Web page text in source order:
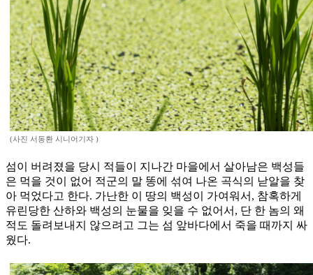
(사진 서동환 시니어기자 )
섬이 버려졌을 당시 적들이 지나간 마을에서 살아남은 백성들
은 먹을 것이 없어 적군의 말 똥에 섞여 나온 곡식의 낟알을 찾
아 먹었다고 한다. 가난한 이 땅의 백성이 가여워서, 참혹하게
유린당한 산하와 백성의 눈물을 잊을 수 없어서, 단 한 놈의 왜
적도 돌려보내지 않으려고 그는 섬 앞바다에서 죽을 때까지 싸
웠다.